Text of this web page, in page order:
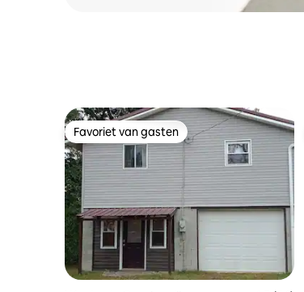
Favoriet van gasten
Favoriet van gasten